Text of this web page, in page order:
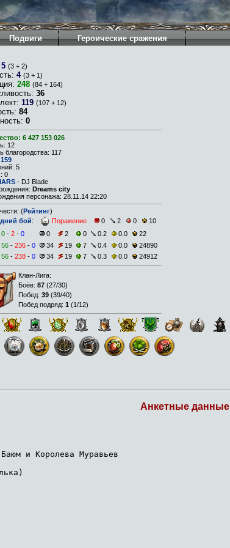
Подвиги
Героические сражения
5 (3 + 2)
4 (3 + 1)
248 (84 + 164)
36
119 (107 + 12)
84
0
6 427 153 026
12
благородства: 117
159
5
0
- DJ Blade
Dreams city
персонажа: 28.11.14 22:20
(Рейтинг)
бой: Поражение 0 2 0
10
0 - 2 - 0 0 2 0 0.2 0.0
22
56 - 236 - 0 34 19 7 0.4 0.0
24890
56 - 238 - 0 34 19 7 0.3 0.0 24912
Клан-Лига:
Боёв: 87 (27/30)
Побед: 39 (39/40)
Побед подряд: 1 (1/12)
Анкетные данные
и Королева Муравьев